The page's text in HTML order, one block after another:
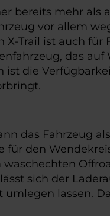
bereits mehr als
vor allem
X-Trail ist auch für
das auf
ist die
das Fahrzeug
für den
sich der
umlegen lassen.